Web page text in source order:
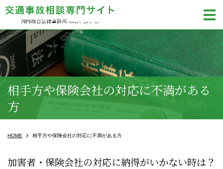
相手方や保険会社の対応に不満がある
方
HOME 相手方や保険会社の対応に不満がある方
加害者・保険会社の対応に納得がいかない時は？